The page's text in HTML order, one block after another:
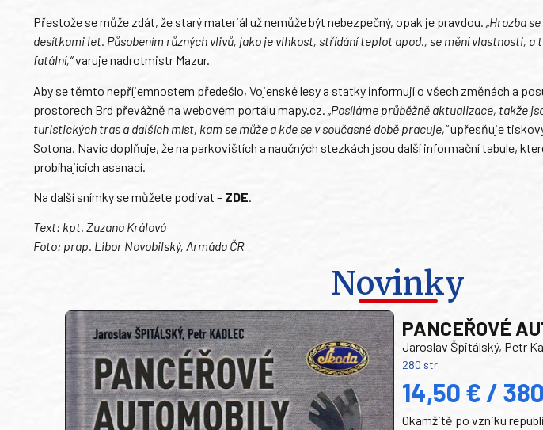
Přestože se může zdát, že starý materiál už nemůže být nebezpečný, opak je pravdou. „Hrozba
desítkami let. Působením různých vlivů, jako je vlhkost, střídání teplot apod., se mění vlastnosti, a
fatální,“varuje nadrotmistr Mazur.
Aby se těmto nepříjemnostem předešlo, Vojenské lesy a statky informují o všech změnách a
prostorech Brd převážně na webovém portálu mapy.cz.
„Posíláme průběžně aktualizace, takže
turistických tras a dalších míst, kam se může a kde se v současné době pracuje,“upřesňuje
Sotona. Navíc doplňuje, že na parkovištích a naučných stezkách jsou další informační tabule,
probíhajících asanací.
Na další snímky se můžete podívat – ZDE.
Text: kpt. Zuzana Králová
Foto: prap. Libor Novobilský, Armáda ČR
Novinky
PANCEŘOVÉ
Jaroslav Špitálský, Petr
280 str.
14,50 € /
Okamžitě po vzniku